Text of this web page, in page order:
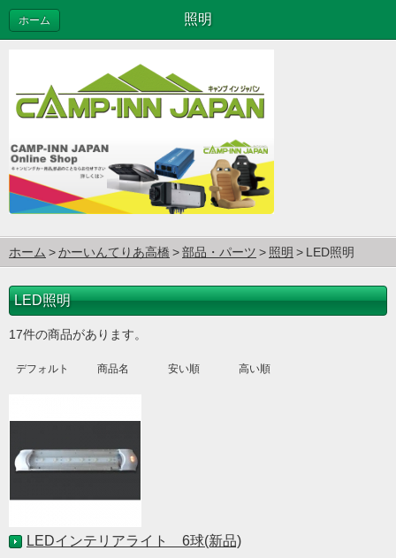
照明
ホーム
ホーム かーいんてりあ高橋 部品・パーツ 照明 LED照明
LED照明
17件の商品があります。
デフォルト 商品名 安い順 高い順
LEDインテリアライト 6球(新品)